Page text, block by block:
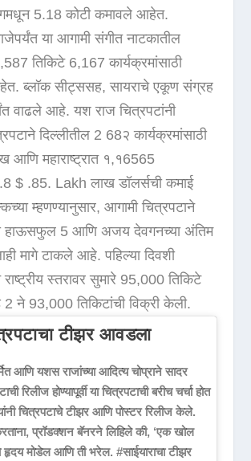
5.18 कोटी कमावले आहेत.
या आगामी संगीत नाटकातील
तिकिटे 6,167 कार्यक्रमांसाठी
ब्लॉक सीट्ससह, सायराचे एकूण संग्रह
वाढले आहे. यश राज चित्रपटांनी
दिल्लीतील 2 68२ कार्यक्रमांसाठी
आणि महाराष्ट्रात १,१6565
.8 $ .85. Lakh लाख डॉलर्सची कमाई
म्हणण्यानुसार, आगामी चित्रपटाने
हाऊसफुल 5 आणि अजय देवगनच्या अंतिम
मागे टाकले आहे. पहिल्या दिवशी
स्तरावर सुमारे 95,000 तिकिटे
ने 93,000 तिकिटांची विक्री केली.
टीझर आवडला
आणि यशस राजांच्या आदित्य चोप्राने सादर
रिलीज होण्यापूर्वी या चित्रपटाची बरीच चर्चा होत
चित्रपटाचे टीझर आणि पोस्टर रिलीज केले.
प्रॉडक्शन बॅनरने लिहिले की, ‘एक खोल
मोडेल आणि ती भरेल. #साईयाराचा टीझर